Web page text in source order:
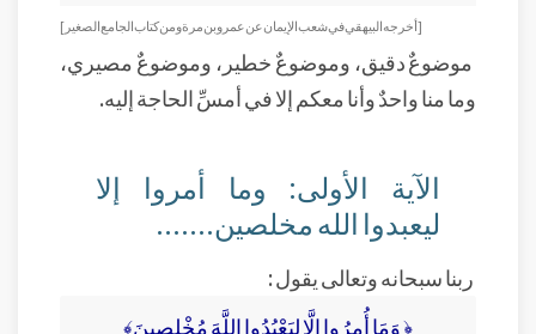
[ أخرجه البيهقي في شعب الإيمان عن عمرو بن مرة ومن كتاب الجامع الصغير]
موضوعٌ دقيق، وموضوعٌ خطير، وموضوعٌ مصيري،
وما منا واحدٌ وأنا معكم إلا في أمسِّ الحاجة إليه.
الآية الأولى: وما أمروا إلا
ليعبدوا الله مخلصين.......
ربنا سبحانه وتعالى يقول :
﴿ وَمَا أُمِرُوا إِلَّا لِيَعْبُدُوا اللَّهَ مُخْلِصِينَ﴾